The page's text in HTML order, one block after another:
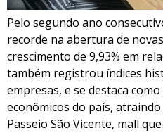
Pelo segundo ano
recorde na abertura de
crescimento de 9,93% em
também registrou índices
empresas, e se destaca
econômicos do país,
Passeio São Vicente, mall